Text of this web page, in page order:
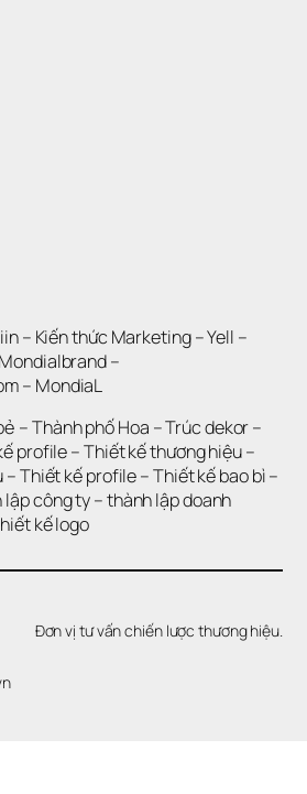
– Kiến thức Marketing – Yell
Mondialbrand
– MondiaL
– Thành phố Hoa – Trúc dekor
profile – Thiết kế thương hiệu
– Thiết kế profile – Thiết kế bao bì
lập công ty – thành lập doanh
kế logo
Đơn vị tư vấn chiến lược thương hiệu.